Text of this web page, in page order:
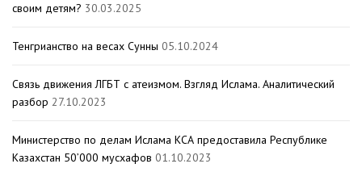
своим детям? 30.03.2025
Тенгрианство на весах Сунны 05.10.2024
Связь движения ЛГБТ с атеизмом. Взгляд Ислама. Аналитический
разбор 27.10.2023
Министерство по делам Ислама КСА предоставила Республике
Казахстан 50’000 мусхафов 01.10.2023